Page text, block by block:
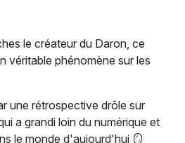
le créateur du Daron, ce
véritable phénomène sur les
une rétrospective drôle sur
a grandi loin du numérique et
le monde d'aujourd'hui 🪞